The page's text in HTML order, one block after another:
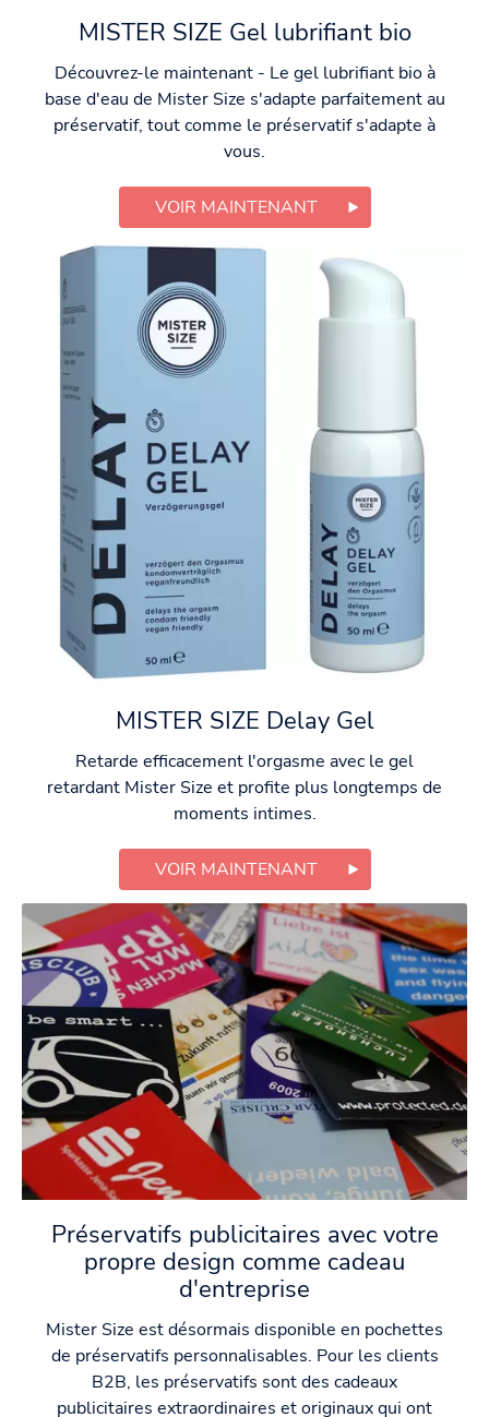
MISTER SIZE Gel lubrifiant bio
Découvrez-le maintenant - Le gel lubrifiant bio à
base d'eau de Mister Size s'adapte parfaitement au
préservatif, tout comme le préservatif s'adapte à
vous.
VOIR MAINTENANT
MISTER SIZE Delay Gel
Retarde efficacement l'orgasme avec le gel
retardant Mister Size et profite plus longtemps de
moments intimes.
VOIR MAINTENANT
Préservatifs publicitaires avec votre
propre design comme cadeau
d'entreprise
Mister Size est désormais disponible en pochettes
de préservatifs personnalisables. Pour les clients
B2B, les préservatifs sont des cadeaux
publicitaires extraordinaires et originaux qui ont